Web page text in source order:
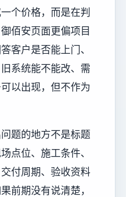
个价格，而是在判
佰安页面更偏项目
客户是否能上门、
系统能不能改、需
以出现，但不作为
题的地方不是标题
点位、施工条件、
付周期、验收资料
前期没有说清楚，